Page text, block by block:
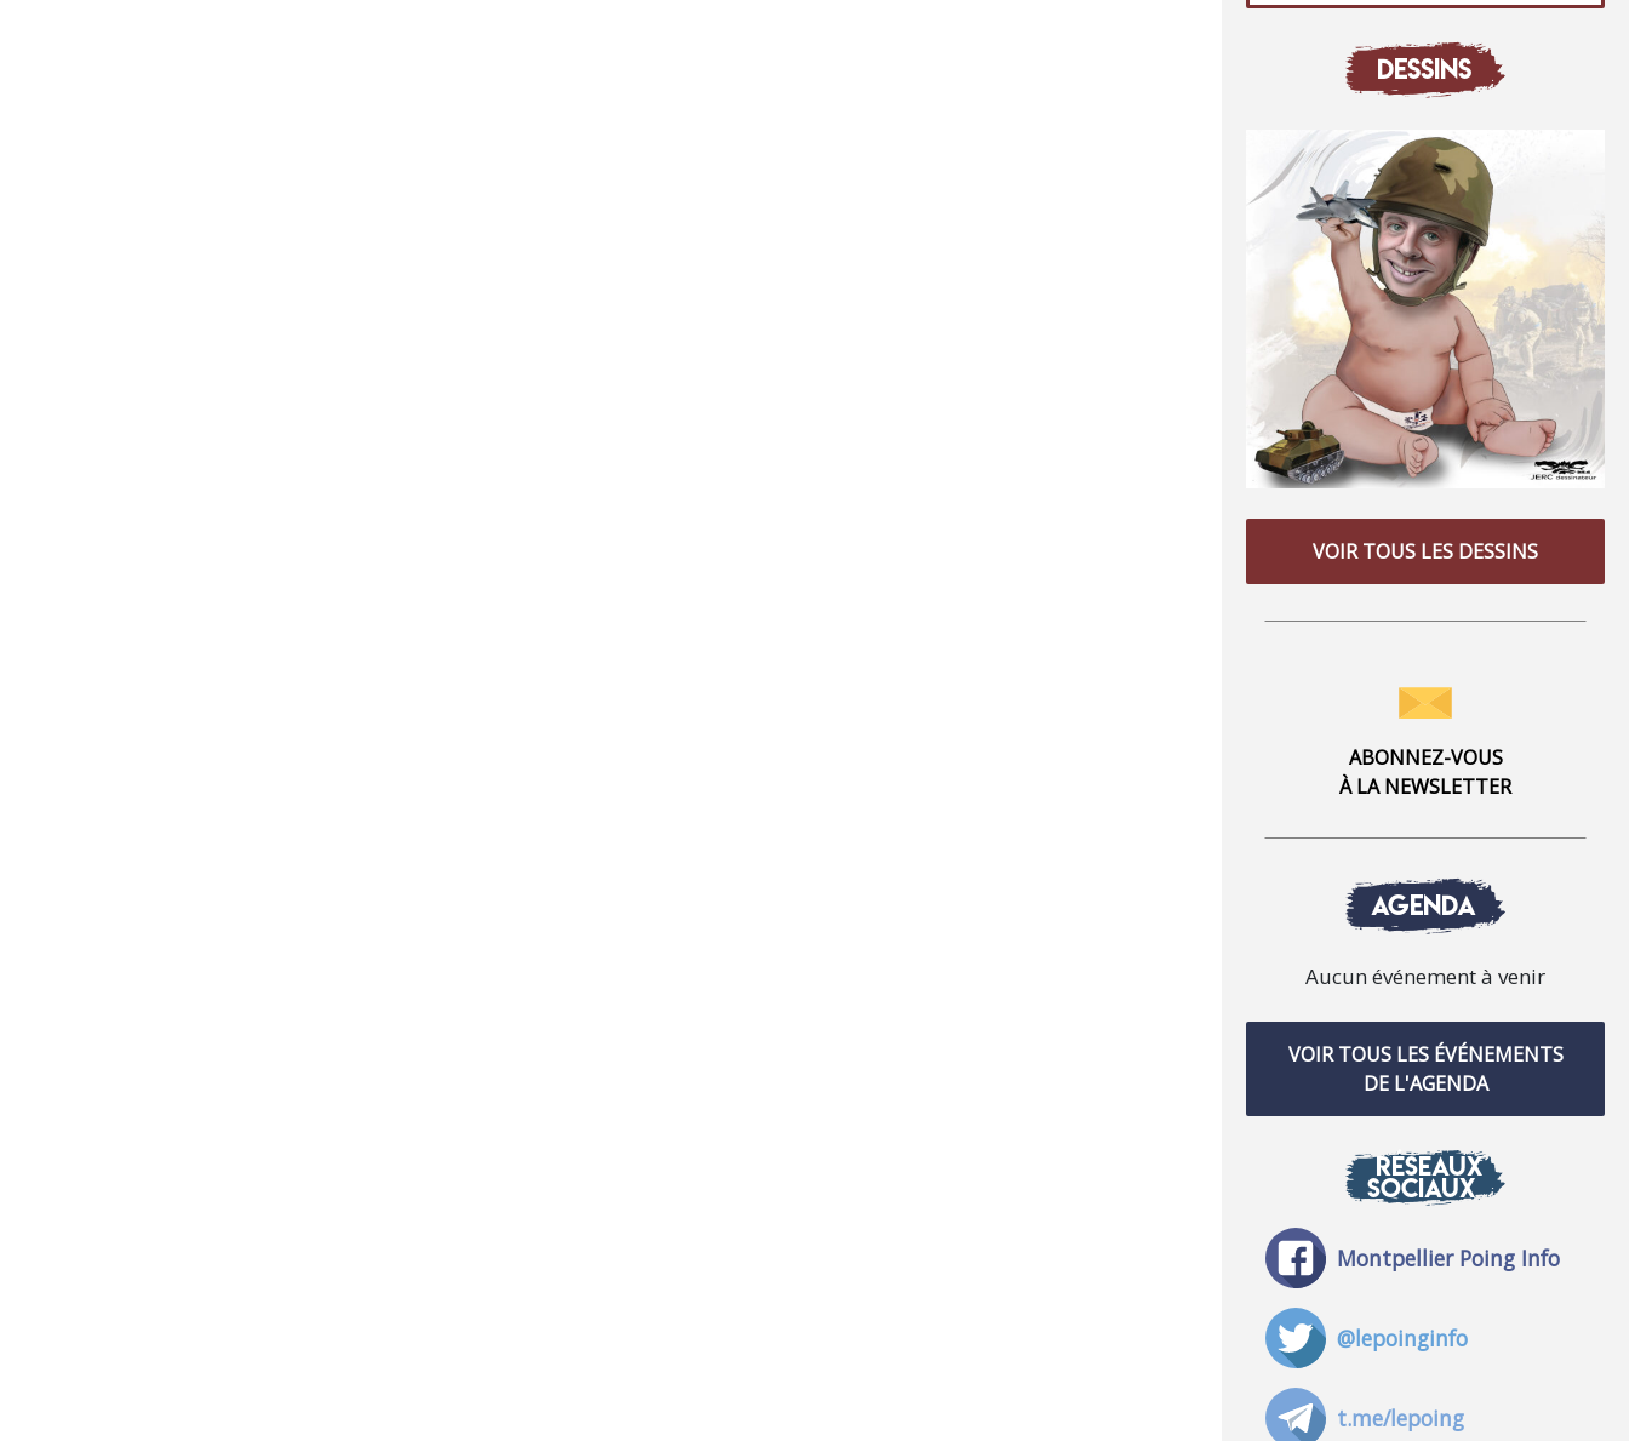
DESSINS
VOIR TOUS LES DESSINS
ABONNEZ-VOUS
À LA NEWSLETTER
AGENDA
Aucun événement à venir
VOIR TOUS LES ÉVÉNEMENTS
DE L'AGENDA
RÉSEAUX
SOCIAUX
Montpellier Poing Info
@lepoinginfo
t.me/lepoing